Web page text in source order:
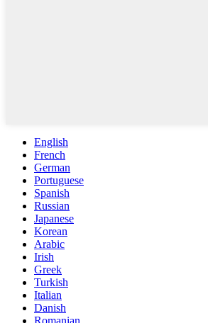
English
French
German
Portuguese
Spanish
Russian
Japanese
Korean
Arabic
Irish
Greek
Turkish
Italian
Danish
Romanian